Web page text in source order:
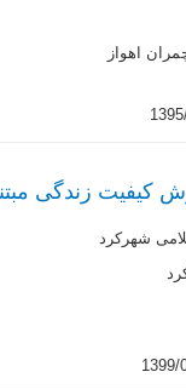
اهواز
زندگی
شهرکرد